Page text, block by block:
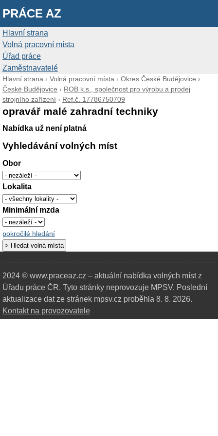
PRÁCE AZ
Hlavní strana
Volná pracovní místa
Úřad práce
Zaměstnavatelé
Hlavní strana › Volná pracovní místa › Okres České Budějovice ›
České Budějovice › ROB k.s., společnost pro výrobu a prodej
strojního zařízení › Ref.č. 17786750709
opravář malé zahradní techniky
Nabídka už není platná
Vyhledávání volných míst
Obor
Lokalita
Minimální mzda
pokročilé hledání
2024 © www.praceaz.cz – aktuální nabídka volných míst z
Úřadu práce ČR. Tyto stránky neprovozuje MPSV. Poslední
aktualizace dat ze stránek mpsv.cz proběhla 8. 8. 2026.
Kontakt na provozovatele